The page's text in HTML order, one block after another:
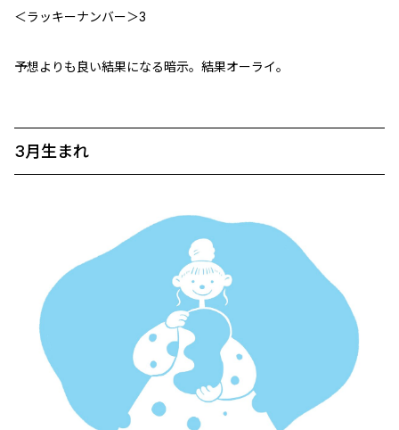
＜ラッキーナンバー＞3
予想よりも良い結果になる暗示。結果オーライ。
3月生まれ